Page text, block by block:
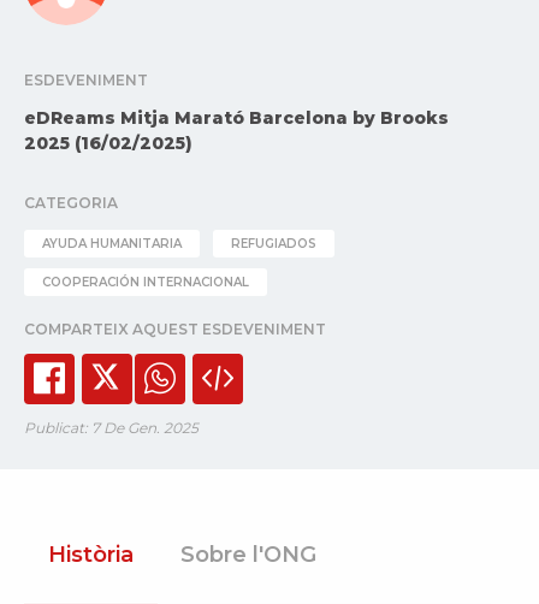
ESDEVENIMENT
eDReams Mitja Marató Barcelona by Brooks
2025 (16/02/2025)
CATEGORIA
AYUDA HUMANITARIA REFUGIADOS
COOPERACIÓN INTERNACIONAL
COMPARTEIX AQUEST ESDEVENIMENT
Publicat: 7 De Gen. 2025
Història Sobre l'ONG